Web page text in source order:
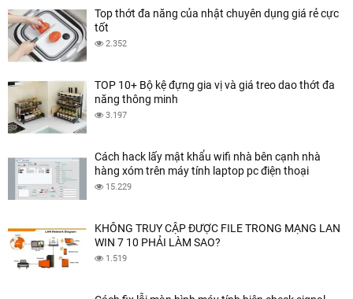
Top thớt đa năng của nhật chuyên dụng giá rẻ cực
tốt
2.352
TOP 10+ Bộ kệ đựng gia vị và giá treo dao thớt đa
năng thông minh
3.197
Cách hack lấy mật khẩu wifi nhà bên cạnh nhà
hàng xóm trên máy tính laptop pc điện thoại
15.229
KHÔNG TRUY CẬP ĐƯỢC FILE TRONG MẠNG LAN
WIN 7 10 PHẢI LÀM SAO?
1.519